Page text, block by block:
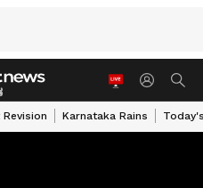
Karnataka Rains